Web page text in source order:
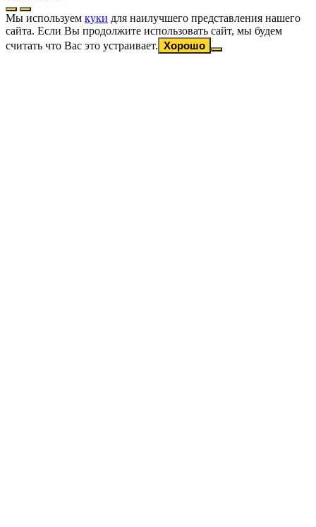
Мы используем куки для наилучшего представления нашего
сайта. Если Вы продолжите использовать сайт, мы будем
считать что Вас это устраивает. Хорошо